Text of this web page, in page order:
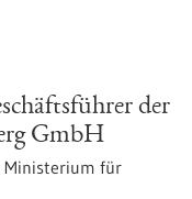
der
GmbH
Ministerium für